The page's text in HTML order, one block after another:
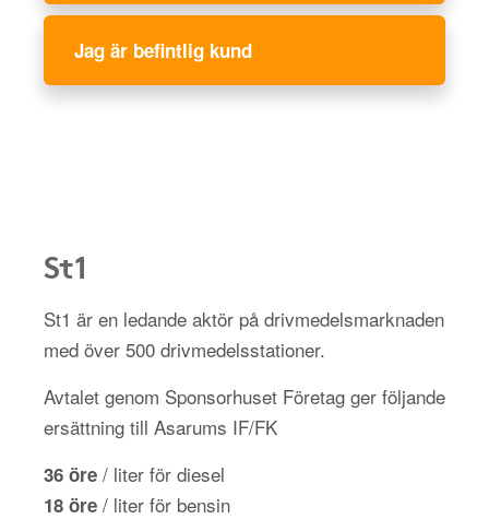
Jag är befintlig kund
St1
St1 är en ledande aktör på drivmedelsmarknaden
med över 500 drivmedelsstationer.
Avtalet genom Sponsorhuset Företag ger följande
ersättning till Asarums IF/FK
36 öre / liter för diesel
18 öre / liter för bensin